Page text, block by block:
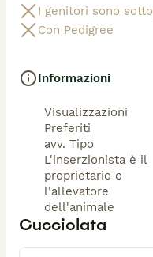
I genitori sono
Con Pedigree
Informazioni
Visualizzazioni
Preferiti
avv. Tipo
L'inserzionista è il
proprietario o
l'allevatore
dell'animale
Cucciolata